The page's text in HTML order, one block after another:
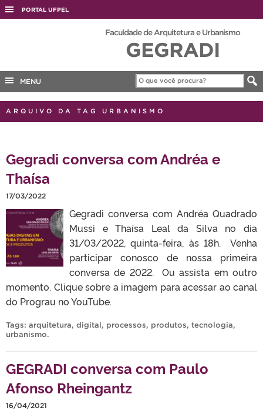
PORTAL UFPEL
EDITAIS
PORTARIAS
Faculdade de Arquitetura e Urbanismo
GEGRADI
MENU
ARQUIVO DA TAG URBANISMO
Gegradi conversa com Andréa e
Thaísa
17/03/2022
Gegradi conversa com Andréa Quadrado
Mussi e Thaísa Leal da Silva no dia
31/03/2022, quinta-feira, às 18h. Venha
participar conosco de nossa primeira
conversa de 2022. Ou assista em outro
momento. Clique sobre a imagem para acessar ao canal
do Prograu no YouTube.
Tags: arquitetura, digital, processos, produtos, tecnologia,
urbanismo.
GEGRADI conversa com Paulo
Afonso Rheingantz
16/04/2021